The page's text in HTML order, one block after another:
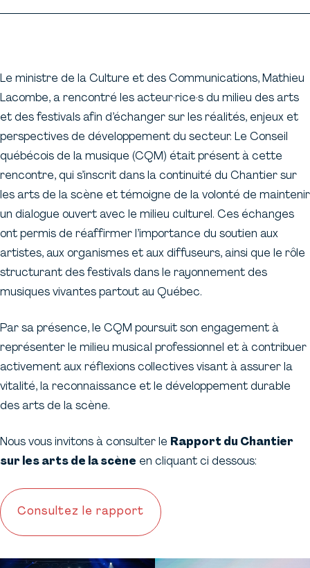
Le ministre de la Culture et des Communications, Mathieu
Lacombe, a rencontré les acteur·rice·s du milieu des arts
et des festivals afin d’échanger sur les réalités, enjeux et
perspectives de développement du secteur. Le Conseil
québécois de la musique (CQM) était présent à cette
rencontre, qui s’inscrit dans la continuité du Chantier sur
les arts de la scène et témoigne de la volonté de maintenir
un dialogue ouvert avec le milieu culturel. Ces échanges
ont permis de réaffirmer l’importance du soutien aux
artistes, aux organismes et aux diffuseurs, ainsi que le rôle
structurant des festivals dans le rayonnement des
musiques vivantes partout au Québec.
Par sa présence, le CQM poursuit son engagement à
représenter le milieu musical professionnel et à contribuer
activement aux réflexions collectives visant à assurer la
vitalité, la reconnaissance et le développement durable
des arts de la scène.
Nous vous invitons à consulter le Rapport du Chantier
sur les arts de la scène en cliquant ci dessous:
Consultez le rapport